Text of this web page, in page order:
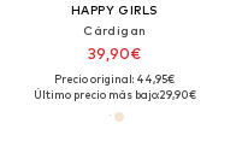
HAPPY GIRLS
Cárdigan
39,90€
Precio original: 44,95€
Último precio más bajo:29,90€